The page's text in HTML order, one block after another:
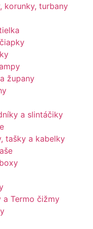
korunky, turbany
župany
a slintáčiky
tašky a kabelky
a Termo čižmy